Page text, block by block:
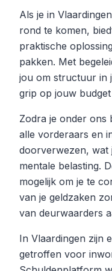
Als je in
rond te komen,
praktische
pakken. Met
jou om structuur in
grip op jouw
Zodra je onder ons
alle vorderaars en
doorverwezen, wat
mentale belasting.
mogelijk om je te
van je geldzaken
van deurwaarders
In Vlaardingen zijn
getroffen voor